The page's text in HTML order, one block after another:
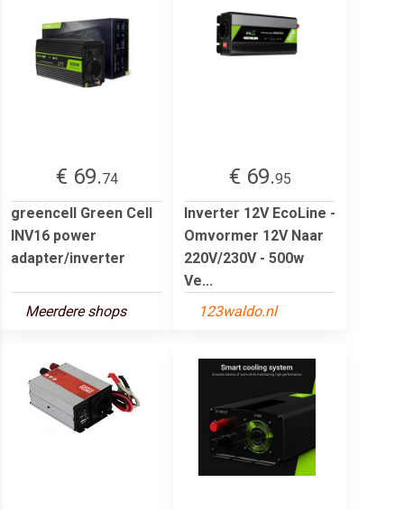
€ 69.74
greencell Green Cell
INV16 power
adapter/inverter
Meerdere shops
€ 69.95
Inverter 12V EcoLine -
Omvormer 12V Naar
220V/230V - 500w
Ve...
123waldo.nl